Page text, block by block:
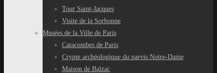
Tour Saint-Jacques
Visite de la Sorbonne
Musées de la Ville de Paris
Catacombes de Paris
Crypte archéologique du parvis Notre-Dame
Maison de Balzac